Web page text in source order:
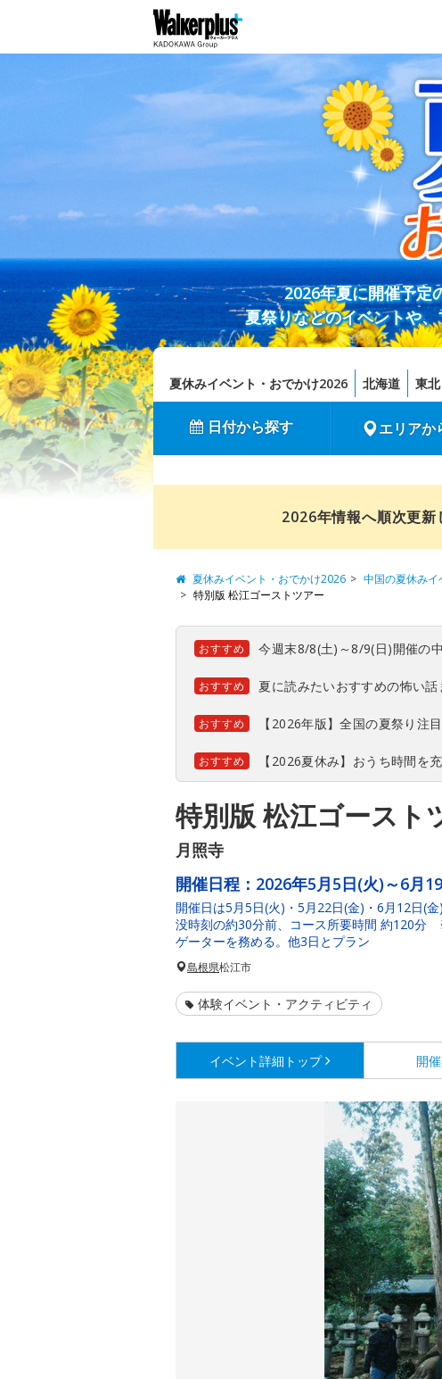
2026年夏に開催予定
夏祭りなどのイベントや
夏休みイベント・おでかけ2026 北海道 東北
日付から探す エリアか
2026年情報へ順次更新
夏休みイベント・おでかけ2026 中国の夏休みイ
特別版 松江ゴーストツアー
おすすめ 今週末8/8(土)～8/9(日)開催の
おすすめ 夏に読みたいおすすめの怖い話
おすすめ 【2026年版】全国の夏祭り注
おすすめ 【2026夏休み】おうち時間を
特別版 松江ゴースト
月照寺
開催日程： 2026年5月5日(火)～6月
開催日は5月5日(火)・5月22日(金)・6月12日(
没時刻の約30分前、コース所要時間 約120
ゲーターを務める。他3日とプラン
島根県松江市
体験イベント・アクティビティ
イベント詳細 トップ 開